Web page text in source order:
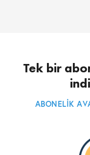
Tek bir
ABONELİK